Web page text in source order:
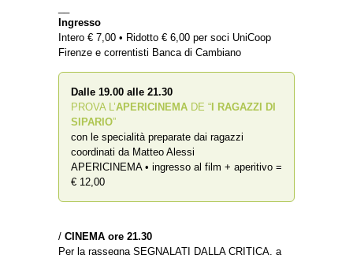
Ingresso
Intero € 7,00 • Ridotto € 6,00 per soci UniCoop
Firenze e correntisti Banca di Cambiano
Dalle 19.00 alle 21.30
PROVA L’APERICINEMA DE “ I RAGAZZI DI
SIPARIO”
con le specialità preparate dai ragazzi
coordinati da Matteo Alessi
APERICINEMA • ingresso al film + aperitivo =
€ 12,00
/ CINEMA ore 21.30
Per la rassegna SEGNALATI DALLA CRITICA, a